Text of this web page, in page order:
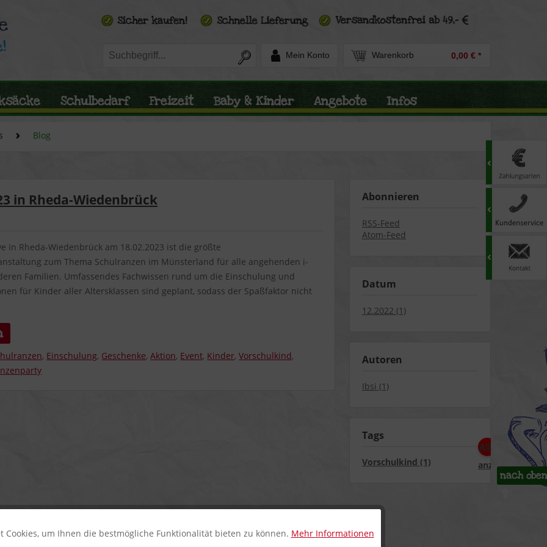
Mein Konto Warenkorb 0,00 € *
Schulbedarf Freizeit Baby & Kinder Angebote Infos
Blog
Abonnieren
RSS-Feed
Atom-Feed
Datum
12.2022 (1)
Autoren
Ibsi (1)
Tags
Vorschulkind (1)
Alle
anzeigen
in Rheda-Wiedenbrück
in Rheda-Wiedenbrück am 18.02.2023 ist die größte
zum Thema Schulranzen im Münsterland für alle angehenden i-
Familien. Umfassendes Fachwissen rund um die Einschulung und
für Kinder aller Altersklassen sind geplant, sodass der Spaßfaktor nicht
, Einschulung, Geschenke,Aktion, Event, Kinder,Vorschulkind,
nach oben
Aktiv
Cookies, um Ihnen die bestmögliche Funktionalität bieten zu können. Mehr Informationen